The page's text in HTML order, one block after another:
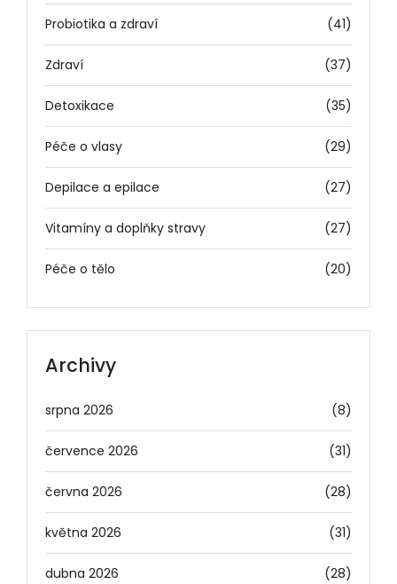
Probiotika a zdraví (41)
Zdraví (37)
Detoxikace (35)
Péče o vlasy (29)
Depilace a epilace (27)
Vitamíny a doplňky stravy (27)
Péče o tělo (20)
Archivy
srpna 2026 (8)
července 2026 (31)
června 2026 (28)
května 2026 (31)
dubna 2026 (28)